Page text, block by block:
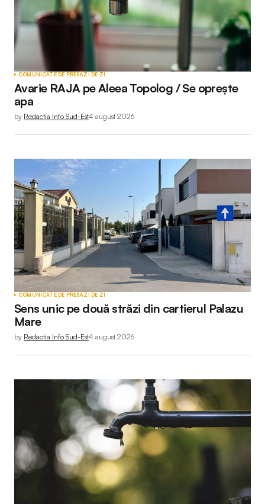
COMUNICATE DE PRESĂZI DE ZI
Avarie RAJA pe Aleea Topolog / Se oprește
apa
by Redactia Info Sud-Est4 august 2026
COMUNICATE DE PRESĂZI DE ZI
Sens unic pe două străzi din cartierul Palazu
Mare
by Redactia Info Sud-Est4 august 2026